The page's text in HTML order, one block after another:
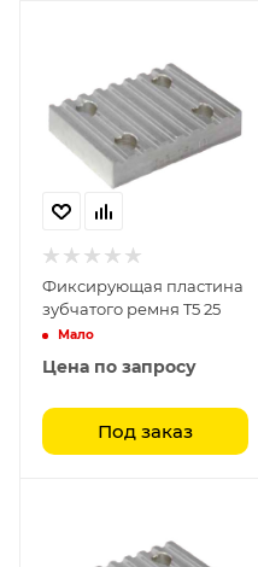
Фиксирующая пластина
зубчатого ремня T5 25
Мало
Цена по запросу
Под заказ